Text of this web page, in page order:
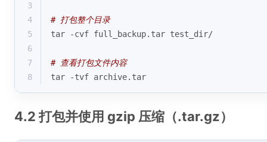
3
4
# 打包整个目录
5
tar -cvf full_backup.tar test_dir/
6
7
# 查看打包文件内容
8
tar -tvf archive.tar
4.2 打包并使用 gzip 压缩（.tar.gz）